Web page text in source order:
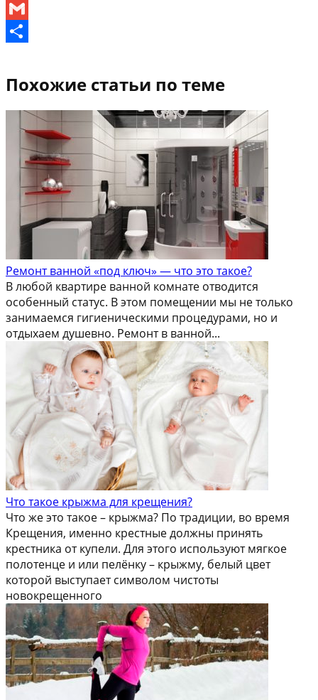
Pinterest
Gmail
Похожие статьи по теме
Ремонт ванной «под ключ» — что это такое?
В любой квартире ванной комнате отводится
особенный статус. В этом помещении мы не только
занимаемся гигиеническими процедурами, но и
отдыхаем душевно. Ремонт в ванной...
Что такое крыжма для крещения?
Что же это такое – крыжма? По традиции, во время
Крещения, именно крестные должны принять
крестника от купели. Для этого используют мягкое
полотенце и или пелёнку – крыжму, белый цвет
которой выступает символом чистоты
новокрещенного